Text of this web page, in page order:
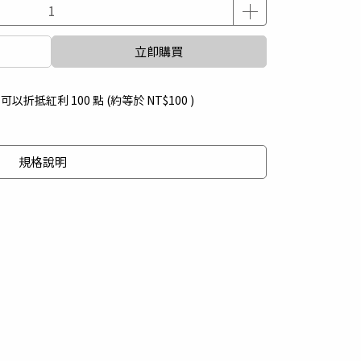
立即購買
以折抵紅利 100 點 (約等於 NT$100 )
規格說明